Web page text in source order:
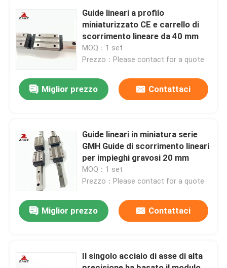
Chi siamo
Controllo di qualità
Contattaci
notizie
Tutti i casi
Guida lineare
Guide lineari a profilo
miniaturizzato CE e carrello di
scorrimento lineare da 40 mm
MOQ：1 set
Prezzo：Please contact for a quote
Miglior prezzo Contattaci
Guide lineari in miniatura serie
GMH Guide di scorrimento lineari
per impieghi gravosi 20 mm
MOQ：1 set
Prezzo：Please contact for a quote
Miglior prezzo Contattaci
Il singolo acciaio di asse di alta